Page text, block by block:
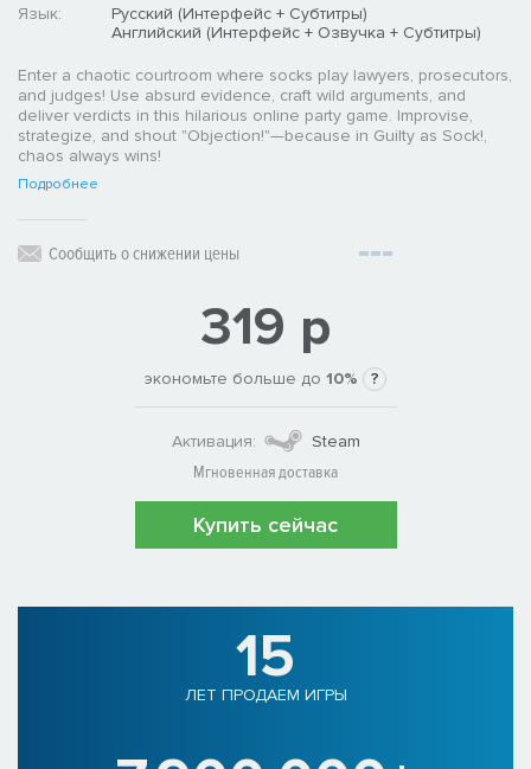
Язык:
Русский (Интерфейс + Субтитры)
Английский (Интерфейс + Озвучка + Субтитры)
Enter a chaotic courtroom where socks play lawyers, prosecutors,
and judges! Use absurd evidence, craft wild arguments, and
deliver verdicts in this hilarious online party game. Improvise,
strategize, and shout "Objection!"—because in Guilty as Sock!,
chaos always wins!
Подробнее
Сообщить о снижении цены
319 р
экономьте больше до 10% ?
Активация:
Steam
Мгновенная доставка
Купить сейчас
15
ЛЕТ ПРОДАЕМ ИГРЫ